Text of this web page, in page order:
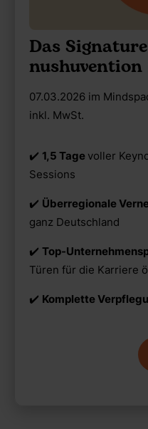
Das
nushuvention
07.03.2026 im
inkl. MwSt.
✔️ 1,5 Tage voller
Sessions
✔️ Überregionale
ganz Deutschland
✔️ Top-
Türen für die Karriere
✔️ Komplette